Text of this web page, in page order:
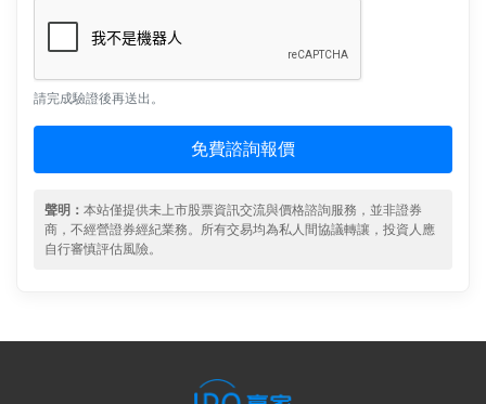
請完成驗證後再送出。
免費諮詢報價
聲明： 本站僅提供未上市股票資訊交流與價格諮詢服務，並非證券
商，不經營證券經紀業務。所有交易均為私人間協議轉讓，投資人應
自行審慎評估風險。